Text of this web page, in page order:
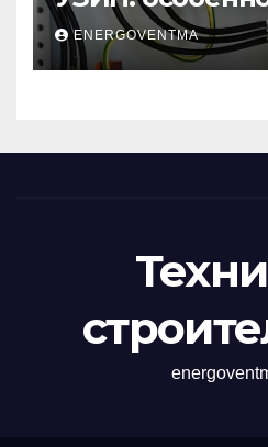
устройств
импульсных
ENERGOVENTMA